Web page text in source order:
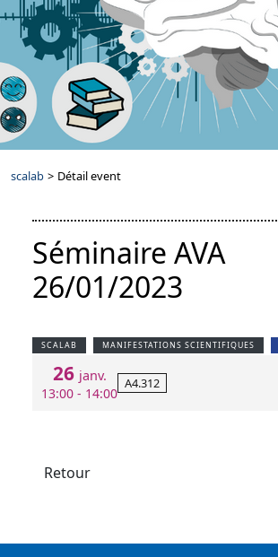
scalab > Détail event
Séminaire AVA
26/01/2023
SCALAB MANIFESTATIONS SCIENTIFIQUES
26 janv.
13:00 - 14:00
A4.312
Retour